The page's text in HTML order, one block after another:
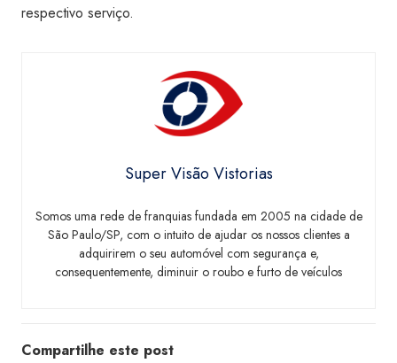
respectivo serviço.
Super Visão Vistorias
Somos uma rede de franquias fundada em 2005 na cidade de
São Paulo/SP, com o intuito de ajudar os nossos clientes a
adquirirem o seu automóvel com segurança e,
consequentemente, diminuir o roubo e furto de veículos
Compartilhe este post